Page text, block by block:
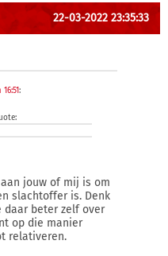
22-03-2022 23:35:33
:
jouw of mij is om
slachtoffer is. Denk
daar beter zelf over
op die manier
relativeren.